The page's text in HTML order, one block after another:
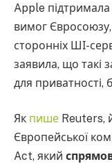
Apple
вимог
сторонніх ШІ-
заявила, що такі
для приватності,
Як пише Reuters,
Європейської
Act, який